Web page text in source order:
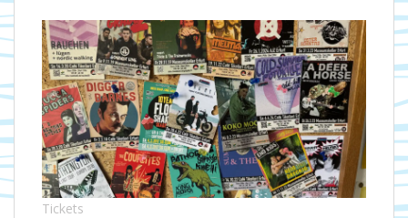
Tickets